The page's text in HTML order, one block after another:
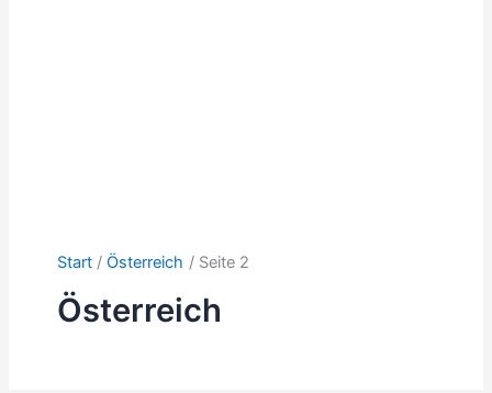
Start Österreich Seite 2
Österreich